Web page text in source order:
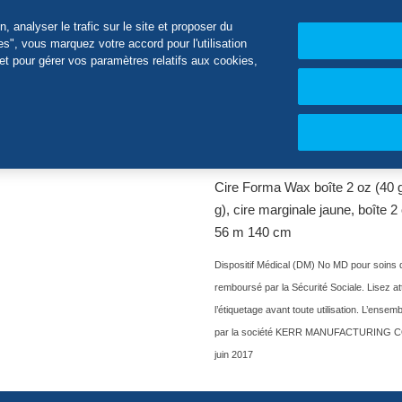
télèchargement Notre société
Autres cires
Cire Forma Wax boîte 2 oz (40
g), cire marginale jaune, boîte
56 m 140 cm
Dispositif Médical (DM) No MD pour
remboursé par la Sécurité Sociale. Lisez
l’étiquetage avant toute utilisation.
par la société KERR MANUFACTURING
juin 2017
analyser le trafic sur le site et proposer du
vous marquez votre accord pour l'utilisation
pour gérer vos paramètres relatifs aux cookies,